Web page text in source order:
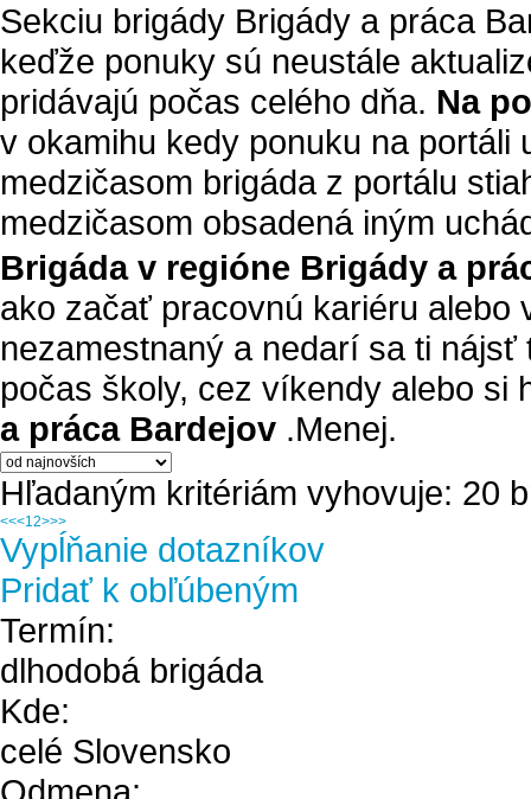
Sekciu brigády Brigády a práca
keďže ponuky sú neustále
pridávajú počas celého dňa. Na
v okamihu kedy ponuku na
medzičasom brigáda z portálu
medzičasom obsadená iným
Brigáda v regióne Brigády a
ako začať pracovnú kariéru alebo
nezamestnaný a nedarí sa ti
počas školy, cez víkendy alebo si
a práca Bardejov .Menej.
Hľadaným kritériám vyhovuje: 20
<<<12>>>
Vypĺňanie dotazníkov
Pridať k obľúbeným
Termín:
dlhodobá brigáda
Kde:
celé Slovensko